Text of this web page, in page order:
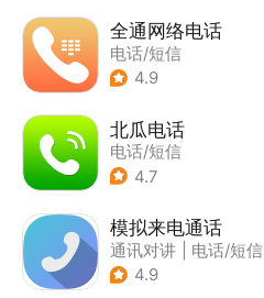
全通网络电话
电话/短信
4.9
北瓜电话
电话/短信
4.7
模拟来电通话
通讯对讲
电话/短信
4.9